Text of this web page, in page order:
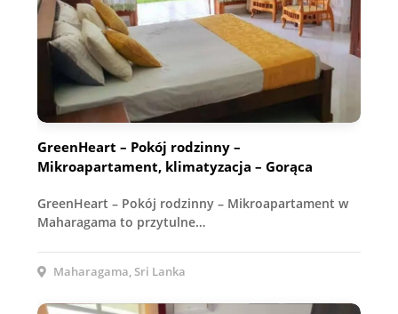
GreenHeart – Pokój rodzinny –
Mikroapartament, klimatyzacja – Gorąca
jadalnia – Nagrody Travel Awards 2025
GreenHeart – Pokój rodzinny – Mikroapartament w
Maharagama to przytulne…
Maharagama, Sri Lanka